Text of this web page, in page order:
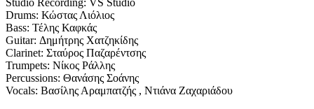
Studio Recording: VS Studio
Drums: Κώστας Λιόλιος
Bass: Τέλης Καφκάς
Guitar: Δημήτρης Χατζηκίδης
Clarinet: Σταύρος Παζαρέντσης
Trumpets: Νίκος Ράλλης
Percussions: Θανάσης Σοάνης
Vocals: Βασίλης Αραμπατζής , Ντιάνα Ζαχαριάδου